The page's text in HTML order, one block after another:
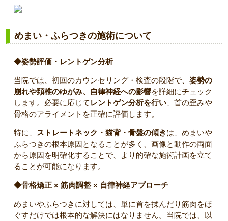
めまい・ふらつきの施術について
◆姿勢評価・レントゲン分析
当院では、初回のカウンセリング・検査の段階で、 姿勢の
崩れや頚椎のゆがみ、自律神経への影響を詳細にチェック
します。必要に応じて レントゲン分析を行い 、首の歪みや
骨格のアライメントを正確に評価します。
特に、 ストレートネック・猫背・骨盤の傾きは、めまいや
ふらつきの根本原因となることが多く、画像と動作の両面
から原因を明確化することで、より的確な施術計画を立て
ることが可能になります。
◆骨格矯正 × 筋肉調整 × 自律神経アプローチ
めまいやふらつきに対しては、単に首を揉んだり筋肉をほ
ぐすだけでは根本的な解決にはなりません。当院では、以